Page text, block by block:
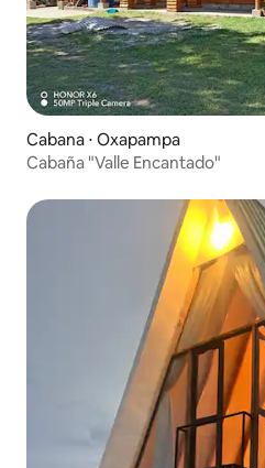
Cabana ⋅ Oxapampa
Cabaña "Valle Encantado"